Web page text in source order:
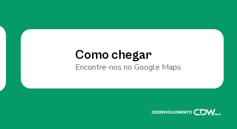
Como chegar
Encontre-nos no Google Maps